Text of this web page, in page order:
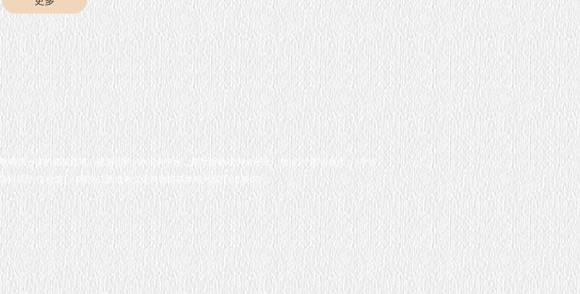
馆一体的建筑模式。建筑面积11000余平米，展厅面积4100余平米，包括5个常设展厅，1个临
列展厅(综合馆)；3楼为江西道教文化博物馆基本陈列展厅(道教馆)